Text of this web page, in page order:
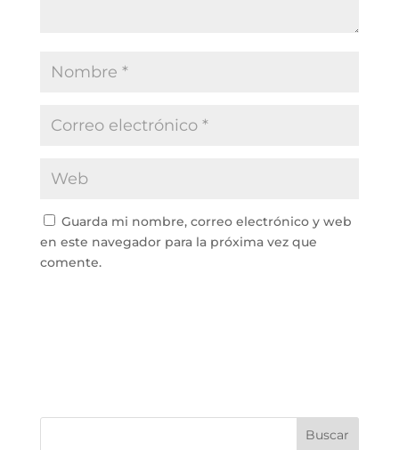
Guarda mi nombre, correo electrónico y web
en este navegador para la próxima vez que
comente.